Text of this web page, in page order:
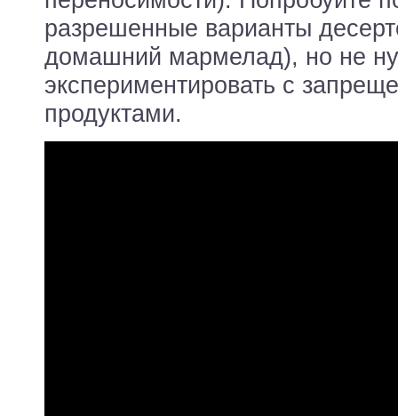
разрешенные варианты
домашний мармелад), но не
экспериментировать с
продуктами.